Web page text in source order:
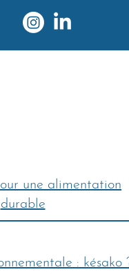
une alimentation
durable
: késako